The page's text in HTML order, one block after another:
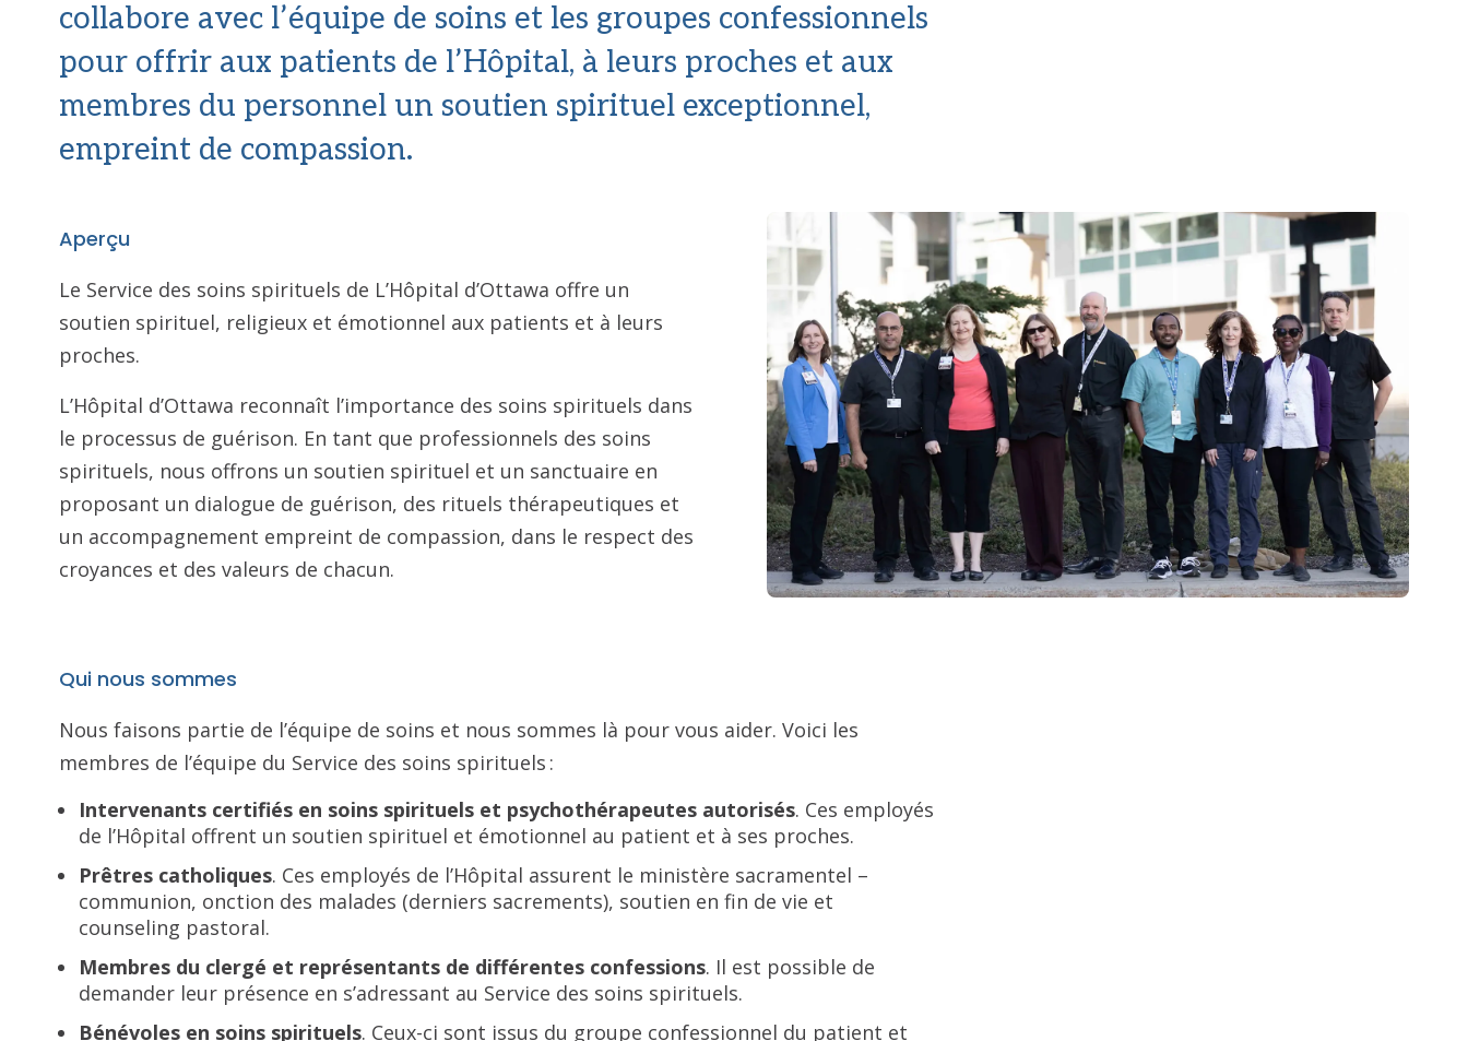
collabore avec l’équipe de soins et les groupes confessionnels
pour offrir aux patients de l’Hôpital, à leurs proches et aux
membres du personnel un soutien spirituel exceptionnel,
empreint de compassion.
Aperçu
Le Service des soins spirituels de L’Hôpital d’Ottawa offre un
soutien spirituel, religieux et émotionnel aux patients et à leurs
proches.
L’Hôpital d’Ottawa reconnaît l’importance des soins spirituels dans
le processus de guérison. En tant que professionnels des soins
spirituels, nous offrons un soutien spirituel et un sanctuaire en
proposant un dialogue de guérison, des rituels thérapeutiques et
un accompagnement empreint de compassion, dans le respect des
croyances et des valeurs de chacun.
Qui nous sommes
Nous faisons partie de l’équipe de soins et nous sommes là pour vous aider. Voici les
membres de l’équipe du Service des soins spirituels :
Intervenants certifiés en soins spirituels et psychothérapeutes autorisés. Ces employés
de l’Hôpital offrent un soutien spirituel et émotionnel au patient et à ses proches.
Prêtres catholiques. Ces employés de l’Hôpital assurent le ministère sacramentel –
communion, onction des malades (derniers sacrements), soutien en fin de vie et
counseling pastoral.
Membres du clergé et représentants de différentes confessions. Il est possible de
demander leur présence en s’adressant au Service des soins spirituels.
Bénévoles en soins spirituels. Ceux-ci sont issus du groupe confessionnel du patient et